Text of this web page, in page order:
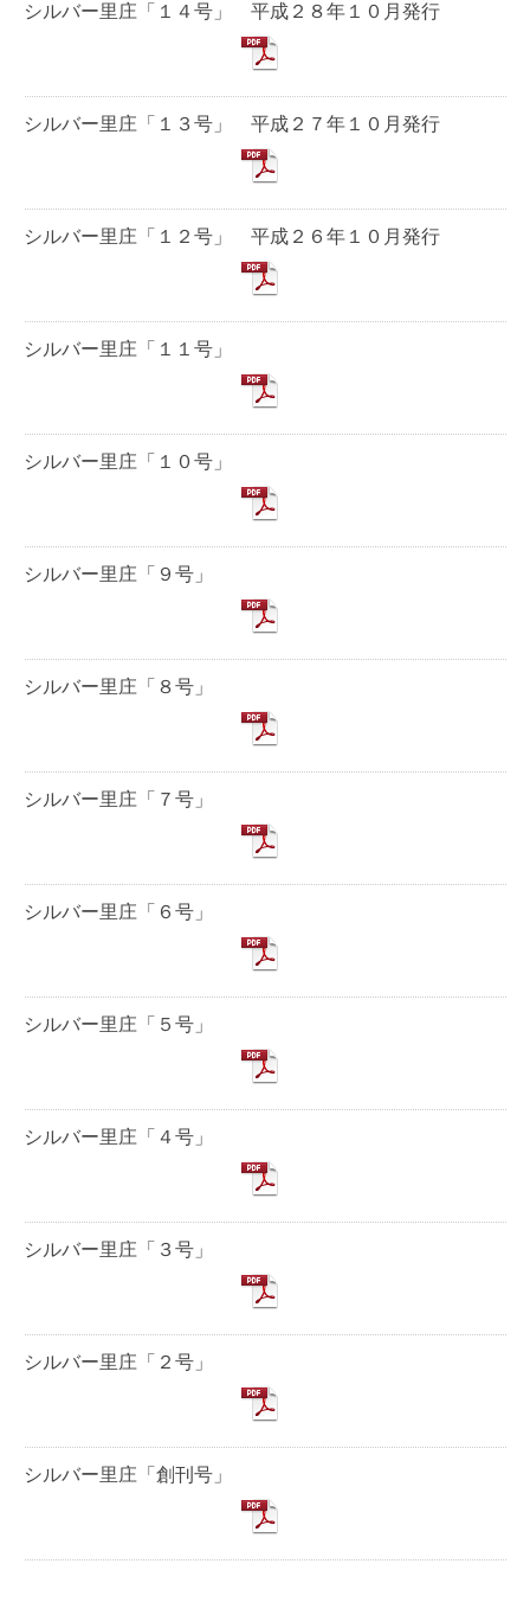
シルバー里庄「１４号」 平成２８年１０月発行
シルバー里庄「１３号」 平成２７年１０月発行
シルバー里庄「１２号」 平成２６年１０月発行
シルバー里庄「１１号」
シルバー里庄「１０号」
シルバー里庄「９号」
シルバー里庄「８号」
シルバー里庄「７号」
シルバー里庄「６号」
シルバー里庄「５号」
シルバー里庄「４号」
シルバー里庄「３号」
シルバー里庄「２号」
シルバー里庄「創刊号」